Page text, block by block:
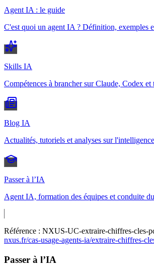
Agent IA : le guide
C'est quoi un agent IA ? Définition, exemples
Skills IA
Compétences à brancher sur Claude, Codex et
Blog IA
Actualités, tutoriels et analyses sur
Passer à l’IA
Agent IA, formation des équipes et conduite
Référence : NXUS-UC-extraire-chiffres-cles-
nxus.fr/cas-usage-agents-ia/extraire-chiffres-
Passer à l’IA